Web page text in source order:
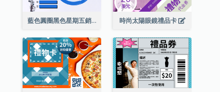
藍色圓圈黑色星期五銷售禮品卡 時尚太陽眼鏡禮品卡